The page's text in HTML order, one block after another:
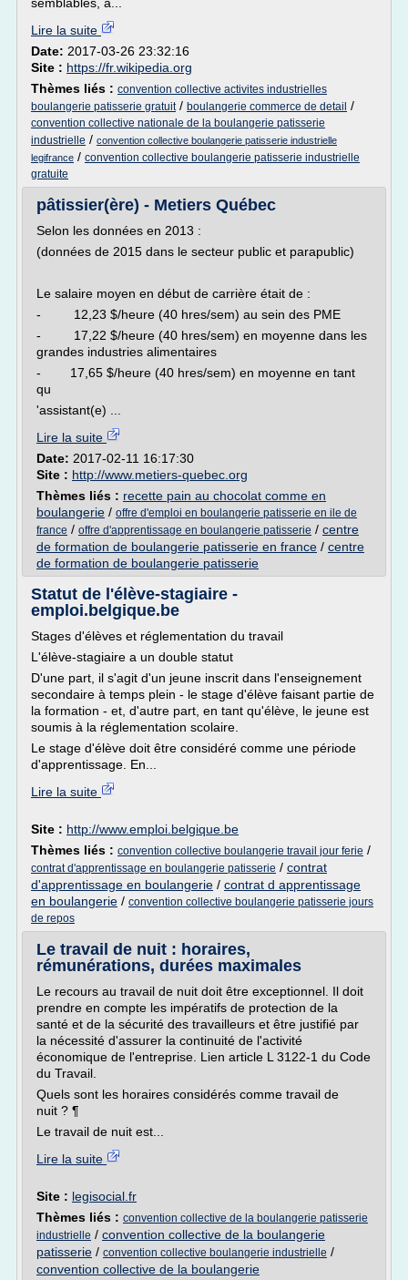
Lire la suite
Date: 2017-03-26 23:32:16
Site : https://fr.wikipedia.org
Thèmes liés : convention collective activites industrielles
boulangerie patisserie gratuit/ boulangerie commerce de detail /
convention collective nationale de la boulangerie patisserie
industrielle / convention collective boulangerie patisserie industrielle
legifrance / convention collective boulangerie patisserie industrielle
gratuite
pâtissier(ère) - Metiers Québec
Selon les données en 2013 :
(données de 2015 dans le secteur public et parapublic)
Le salaire moyen en début de carrière était de :
- 12,23 $/heure (40 hres/sem) au sein des PME
- 17,22 $/heure (40 hres/sem) en moyenne dans les
grandes industries alimentaires
- 17,65 $/heure (40 hres/sem) en moyenne en tant
qu
'assistant(e) ...
Lire la suite
Date: 2017-02-11 16:17:30
Site : http://www.metiers-quebec.org
Thèmes liés : recette pain au chocolat comme en
boulangerie / offre d'emploi en boulangerie patisserie en ile de
france / offre d'apprentissage en boulangerie patisserie / centre
de formation de boulangerie patisserie en france / centre
de formation de boulangerie patisserie
Statut de l'élève-stagiaire -
emploi.belgique.be
Stages d'élèves et réglementation du travail
L'élève-stagiaire a un double statut
D'une part, il s'agit d'un jeune inscrit dans l'enseignement
secondaire à temps plein - le stage d'élève faisant partie de
la formation - et, d'autre part, en tant qu'élève, le jeune est
soumis à la réglementation scolaire.
Le stage d'élève doit être considéré comme une période
d'apprentissage. En...
Lire la suite
Site : http://www.emploi.belgique.be
Thèmes liés : convention collective boulangerie travail jour ferie /
contrat d'apprentissage en boulangerie patisserie / contrat
d'apprentissage en boulangerie / contrat d apprentissage
en boulangerie / convention collective boulangerie patisserie jours
de repos
Le travail de nuit : horaires,
rémunérations, durées maximales
Le recours au travail de nuit doit être exceptionnel. Il doit
prendre en compte les impératifs de protection de la
santé et de la sécurité des travailleurs et être justifié par
la nécessité d'assurer la continuité de l'activité
économique de l'entreprise. Lien article L 3122-1 du Code
du Travail.
Quels sont les horaires considérés comme travail de
nuit ? ¶
Le travail de nuit est...
Lire la suite
Site : legisocial.fr
Thèmes liés : convention collective de la boulangerie patisserie
industrielle / convention collective de la boulangerie
patisserie / convention collective boulangerie industrielle /
convention collective de la boulangerie